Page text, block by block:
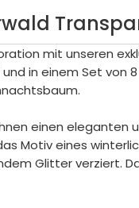
mit unseren
in einem Set von
einen eleganten
Motiv eines
Glitter verziert.